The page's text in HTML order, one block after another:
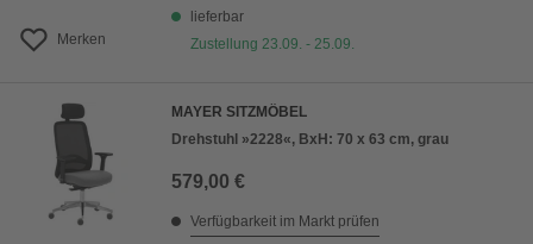
Merken
lieferbar
Zustellung 23.09. - 25.09.
MAYER SITZMÖBEL
Drehstuhl »2228«, BxH: 70 x 63 cm, grau
579,00 €
Verfügbarkeit im Markt prüfen